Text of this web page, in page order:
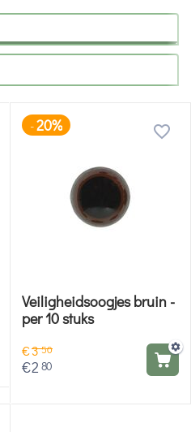
-20%
Veiligheidsoogjes bruin -
per 10 stuks
€350
€2 80